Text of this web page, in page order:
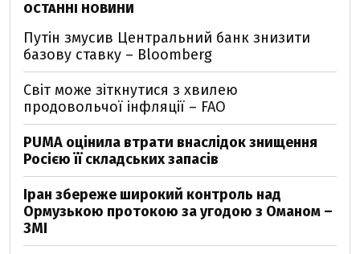
ОСТАННІ НОВИНИ
Путін змусив Центральний банк знизити
базову ставку – Bloomberg
Світ може зіткнутися з хвилею
продовольчої інфляції – FAO
PUMA оцінила втрати внаслідок знищення
Росією її складських запасів
Іран збереже широкий контроль над
Ормузькою протокою за угодою з Оманом –
ЗМІ